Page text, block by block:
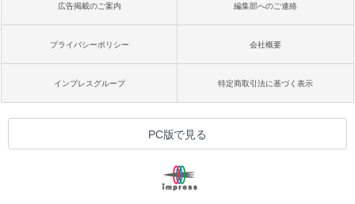
広告掲載のご案内 編集部へのご連絡
プライバシーポリシー 会社概要
インプレスグループ 特定商取引法に基づく表示
PC版で見る